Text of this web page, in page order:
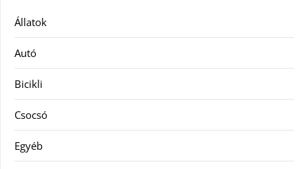
Állatok
Autó
Bicikli
Csocsó
Egyéb